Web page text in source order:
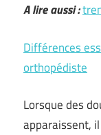
A lire aussi :
Différences
orthopédiste
Lorsque des
apparaissent,